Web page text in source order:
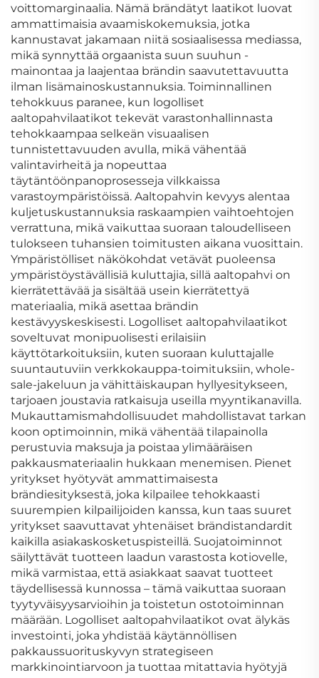
voittomarginaalia. Nämä brändätyt laatikot luovat
ammattimaisia avaamiskokemuksia, jotka
kannustavat jakamaan niitä sosiaalisessa mediassa,
mikä synnyttää orgaanista suun suuhun -
mainontaa ja laajentaa brändin saavutettavuutta
ilman lisämainoskustannuksia. Toiminnallinen
tehokkuus paranee, kun logolliset
aaltopahvilaatikot tekevät varastonhallinnasta
tehokkaampaa selkeän visuaalisen
tunnistettavuuden avulla, mikä vähentää
valintavirheitä ja nopeuttaa
täytäntöönpanoprosesseja vilkkaissa
varastoympäristöissä. Aaltopahvin kevyys alentaa
kuljetuskustannuksia raskaampien vaihtoehtojen
verrattuna, mikä vaikuttaa suoraan taloudelliseen
tulokseen tuhansien toimitusten aikana vuosittain.
Ympäristölliset näkökohdat vetävät puoleensa
ympäristöystävällisiä kuluttajia, sillä aaltopahvi on
kierrätettävää ja sisältää usein kierrätettyä
materiaalia, mikä asettaa brändin
kestävyyskeskisesti. Logolliset aaltopahvilaatikot
soveltuvat monipuolisesti erilaisiin
käyttötarkoituksiin, kuten suoraan kuluttajalle
suuntautuviin verkkokauppa-toimituksiin, whole-
sale-jakeluun ja vähittäiskaupan hyllyesitykseen,
tarjoaen joustavia ratkaisuja useilla myyntikanavilla.
Mukauttamismahdollisuudet mahdollistavat tarkan
koon optimoinnin, mikä vähentää tilapainolla
perustuvia maksuja ja poistaa ylimääräisen
pakkausmateriaalin hukkaan menemisen. Pienet
yritykset hyötyvät ammattimaisesta
brändiesityksestä, joka kilpailee tehokkaasti
suurempien kilpailijoiden kanssa, kun taas suuret
yritykset saavuttavat yhtenäiset brändistandardit
kaikilla asiakaskosketuspisteillä. Suojatoiminnot
säilyttävät tuotteen laadun varastosta kotiovelle,
mikä varmistaa, että asiakkaat saavat tuotteet
täydellisessä kunnossa – tämä vaikuttaa suoraan
tyytyväisyysarvioihin ja toistetun ostotoiminnan
määrään. Logolliset aaltopahvilaatikot ovat älykäs
investointi, joka yhdistää käytännöllisen
pakkaussuorituskyvyn strategiseen
markkinointiarvoon ja tuottaa mitattavia hyötyjä